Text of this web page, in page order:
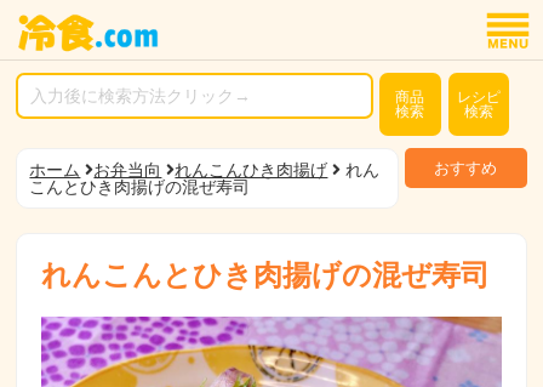
商品
検索
レシピ
検索
ホーム お弁当向 れんこんひき肉揚げ
れん
こんとひき肉揚げの混ぜ寿司
おすすめ
れんこんとひき肉揚げの混ぜ寿司